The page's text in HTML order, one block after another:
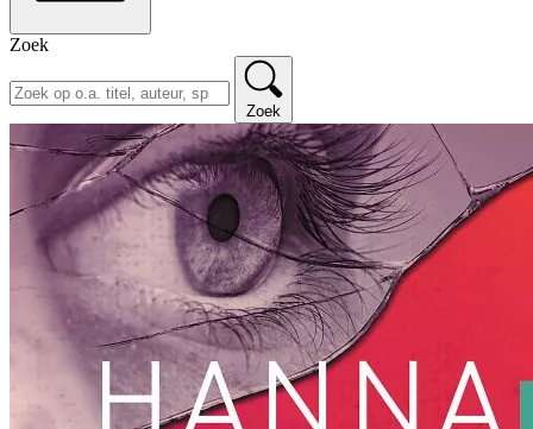
Zoek
Zoek